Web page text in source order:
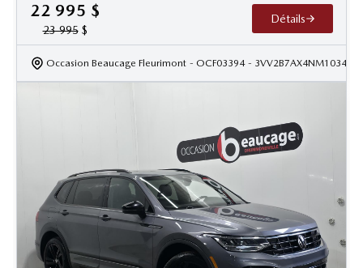
22 995 $
23 995$
Détails
Occasion Beaucage Fleurimont - OCF03394 - 3VV2B7AX4NM103418